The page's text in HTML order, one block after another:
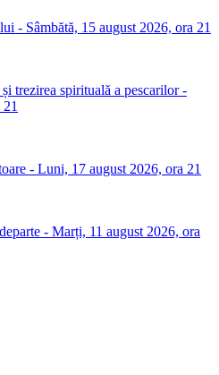
- Sâmbătă, 15 august 2026, ora 21
trezirea spirituală a pescarilor -
- Luni, 17 august 2026, ora 21
- Marți, 11 august 2026, ora